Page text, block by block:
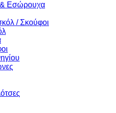
& Εσώρουχα
/ Σκούφοι